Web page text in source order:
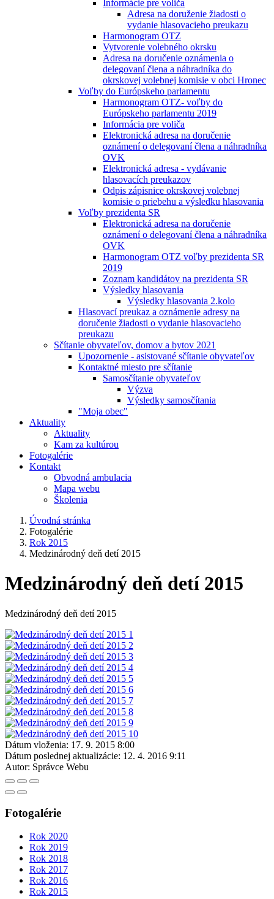
Informácie pre voliča
Adresa na doruženie žiadosti o
vydanie hlasovacieho preukazu
Harmonogram OTZ
Vytvorenie volebného okrsku
Adresa na doručenie oznámenia o
delegovaní člena a náhradníka do
okrskovej volebnej komisie v obci Hronec
Voľby do Európskeho parlamentu
Harmonogram OTZ- voľby do
Európskeho parlamentu 2019
Informácia pre voliča
Elektronická adresa na doručenie
oznámení o delegovaní člena a náhradníka
OVK
Elektronická adresa - vydávanie
hlasovacích preukazov
Odpis zápisnice okrskovej volebnej
komisie o priebehu a výsledku hlasovania
Voľby prezidenta SR
Elektronická adresa na doručenie
oznámení o delegovaní člena a náhradníka
OVK
Harmonogram OTZ voľby prezidenta SR
2019
Zoznam kandidátov na prezidenta SR
Výsledky hlasovania
Výsledky hlasovania 2.kolo
Hlasovací preukaz a oznámenie adresy na
doručenie žiadosti o vydanie hlasovacieho
preukazu
Sčítanie obyvateľov, domov a bytov 2021
Upozornenie - asistované sčítanie obyvateľov
Kontaktné miesto pre sčítanie
Samosčítanie obyvateľov
Výzva
Výsledky samosčítania
"Moja obec"
Aktuality
Aktuality
Kam za kultúrou
Fotogalérie
Kontakt
Obvodná ambulacia
Mapa webu
Školenia
Úvodná stránka
Fotogalérie
Rok 2015
Medzinárodný deň detí 2015
Medzinárodný deň detí 2015
Medzinárodný deň detí 2015
Dátum vloženia: 17. 9. 2015 8:00
Dátum poslednej aktualizácie: 12. 4. 2016 9:11
Autor: Správce Webu
Fotogalérie
Rok 2020
Rok 2019
Rok 2018
Rok 2017
Rok 2016
Rok 2015